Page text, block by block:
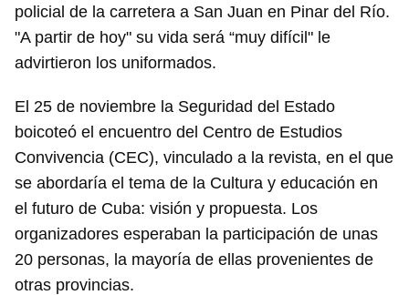
policial de la carretera a San Juan en Pinar del Río.
"A partir de hoy" su vida será “muy difícil" le
advirtieron los uniformados.
El 25 de noviembre la Seguridad del Estado
boicoteó el encuentro del Centro de Estudios
Convivencia (CEC), vinculado a la revista, en el que
se abordaría el tema de la Cultura y educación en
el futuro de Cuba: visión y propuesta. Los
organizadores esperaban la participación de unas
20 personas, la mayoría de ellas provenientes de
otras provincias.